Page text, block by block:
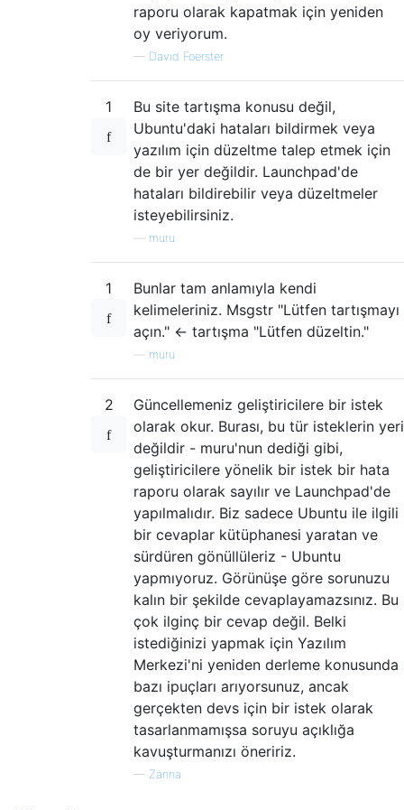
raporu olarak kapatmak için yeniden
oy veriyorum.
— David Foerster
1
Bu site tartışma konusu değil,
Ubuntu'daki hataları bildirmek veya
yazılım için düzeltme talep etmek için
de bir yer değildir. Launchpad'de
hataları bildirebilir veya düzeltmeler
isteyebilirsiniz.
muru
1
Bunlar tam anlamıyla kendi
kelimeleriniz. Msgstr "Lütfen tartışmayı
açın." <- tartışma "Lütfen düzeltin."
muru
2
Güncellemeniz geliştiricilere bir istek
olarak okur. Burası, bu tür isteklerin yeri
değildir - muru'nun dediği gibi,
geliştiricilere yönelik bir istek bir hata
raporu olarak sayılır ve Launchpad'de
yapılmalıdır. Biz sadece Ubuntu ile ilgili
bir cevaplar kütüphanesi yaratan ve
sürdüren gönüllüleriz - Ubuntu
yapmıyoruz. Görünüşe göre sorunuzu
kalın bir şekilde cevaplayamazsınız. Bu
çok ilginç bir cevap değil. Belki
istediğinizi yapmak için Yazılım
Merkezi'ni yeniden derleme konusunda
bazı ipuçları arıyorsunuz, ancak
gerçekten devs için bir istek olarak
tasarlanmamışsa soruyu açıklığa
kavuşturmanızı öneririz.
— Zanna